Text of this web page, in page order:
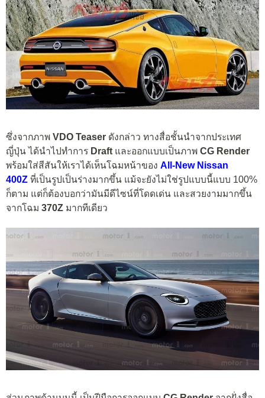
ซึ่งจากภาพ VDO Teaser ดังกล่าว ทางสื่อชั้นนำจากประเทศ
ญี่ปุ่น ได้นำไปทำการ Draft และออกแบบเป็นภาพ CG Render
พร้อมใส่สีสันให้เราได้เห็นโฉมหน้าของ All-New Nissan
400Z ที่เป็นรูปเป็นร่างมากขึ้น แม้จะยังไม่ใช่รูปแบบนี้แบบ 100%
ก็ตาม แต่ก็ต้องบอกว่ามันมีดีไซน์ที่โดดเด่น และสวยงามมากขึ้น
จากโฉม 370Z มากทีเดียว